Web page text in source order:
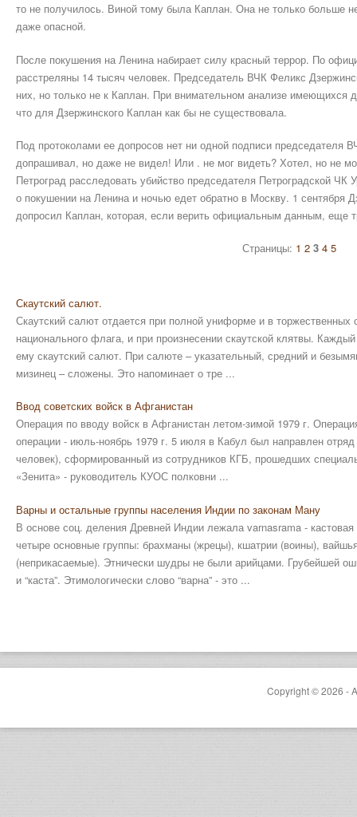
то не получилось. Виной тому была Каплан. Она не только больше
даже опасной.
После покушения на Ленина набирает силу красный террор. По
расстреляны 14 тысяч человек. Председатель ВЧК Феликс
них, но только не к Каплан. При внимательном анализе имеющихся
что для Дзержинского Каплан как бы не существовала.
Под протоколами ее допросов нет ни одной подписи председателя
допрашивал, но даже не видел! Или . не мог видеть? Хотел, но не
Петроград расследовать убийство председателя Петроградской ЧК
о покушении на Ленина и ночью едет обратно в Москву. 1 сентября
допросил Каплан, которая, если верить официальным данным, еще
Страницы: 1 2 3 4 5
Скаутский салют.
Скаутский салют отдается при полной униформе и в торжественных
национального флага, и при произнесении скаутской клятвы.
ему скаутский салют. При салюте – указательный, средний и
мизинец – сложены. Это напоминает о тре ...
Ввод советских войск в Афганистан
Операция по вводу войск в Афганистан летом-зимой 1979 г.
операции - июль-ноябрь 1979 г. 5 июля в Кабул был направлен
человек), сформированный из сотрудников КГБ, прошедших
«Зенита» - руководитель КУОС полковни ...
Варны и остальные группы населения Индии по законам Ману
В основе соц. деления Древней Индии лежала varnasrama -
четыре основные группы: брахманы (жрецы), кшатрии (воины),
(неприкасаемые). Этнически шудры не были арийцами. Грубейшей
и “каста”. Этимологически слово “варна” - это ...
Copyright © 2026 -